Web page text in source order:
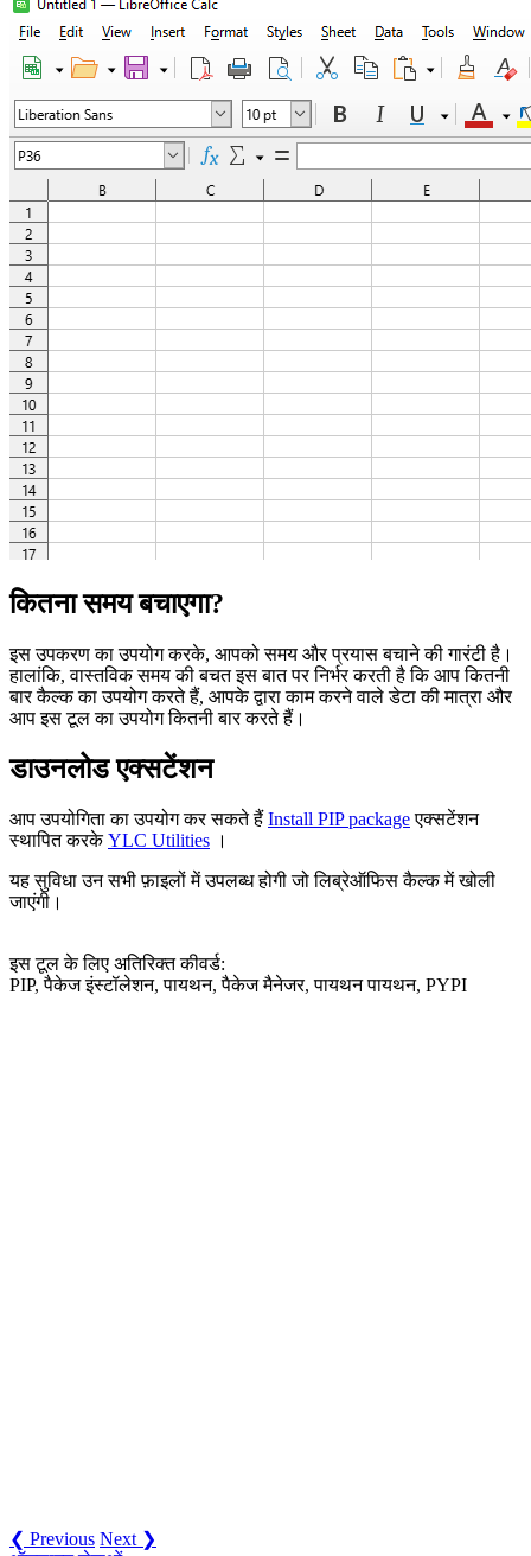
कितना समय बचाएगा?
इस उपकरण का उपयोग करके, आपको समय और प्रयास बचाने की गारंटी है।
हालांकि, वास्तविक समय की बचत इस बात पर निर्भर करती है कि आप कितनी
बार कैल्क का उपयोग करते हैं, आपके द्वारा काम करने वाले डेटा की मात्रा और
आप इस टूल का उपयोग कितनी बार करते हैं।
डाउनलोड एक्सटेंशन
आप उपयोगिता का उपयोग कर सकते हैं Install PIP packageएक्सटेंशन
स्थापित करकेYLC Utilities ।
यह सुविधा उन सभी फ़ाइलों में उपलब्ध होगी जो लिब्रेऑफिस कैल्क में खोली
जाएंगी।
इस टूल के लिए अतिरिक्त कीवर्ड:
PIP, पैकेज इंस्टॉलेशन, पायथन, पैकेज मैनेजर, पायथन पायथन, PYPI
❮ Previous Next ❯